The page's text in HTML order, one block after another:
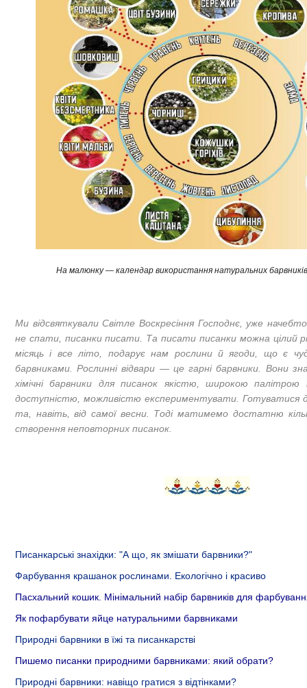
На малюнку — календар використання натуральних барвників
Ми відсвяткували Світле Воскресіння Господнє, уже
не спати, писанки писати. Та писати писанки можна цілий
місяць і все літо, подарує нам рослини й ягоди, що є
барвниками. Рослинні відвари — це гарні барвники. Вони
хімічні барвники для писанок якістю, широкою палітрою
доступністю, можливістю експериментувати. Готуватися
та, навіть, від самої весни. Тоді матимемо достатню
створення неповторних писанок.
Писанкарські знахідки: "А що, як змішати барвники?"
Фарбування крашанок рослинами. Екологічно і красиво
Пасхальний кошик. Мінімальний набір барвників для
Як пофарбувати яйце натуральними барвниками
Природні барвники в їжі та писанкарстві
Пишемо писанки природними барвниками: який обрати?
Природні барвники: навіщо гратися з відтінками?